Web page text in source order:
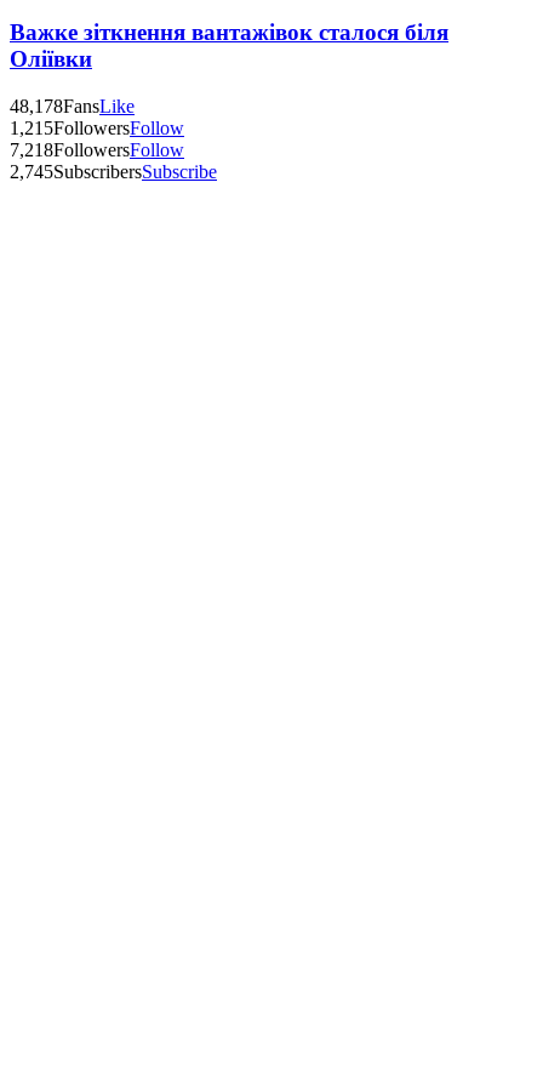
Важке зіткнення вантажівок сталося біля
Оліївки
48,178FansLike
1,215FollowersFollow
7,218FollowersFollow
2,745SubscribersSubscribe